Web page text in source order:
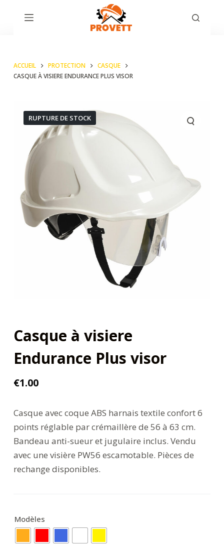
eACCUEIL PROTECTION
CASQUE
CASQUE À VISIERE ENDURANCE PLUS VISOR
RUPTURE DE STOCK
Casque à visiere
Endurance Plus visor
€1.00
Casque avec coque ABS harnais textile confort 6
points réglable par crémaillère de 56 à 63 cm.
Bandeau anti-sueur et jugulaire inclus. Vendu
avec une visière PW56 escamotable. Pièces de
rechange disponibles.
Modèles